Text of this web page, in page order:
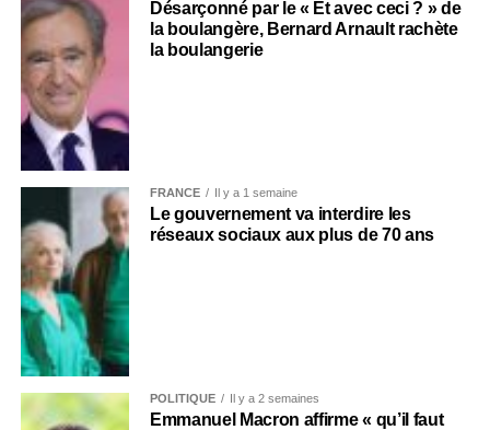
Désarçonné par le « Et avec ceci ? » de
la boulangère, Bernard Arnault rachète
la boulangerie
FRANCE Il y a 1 semaine
Le gouvernement va interdire les
réseaux sociaux aux plus de 70 ans
POLITIQUE Il y a 2 semaines
Emmanuel Macron affirme « qu’il faut